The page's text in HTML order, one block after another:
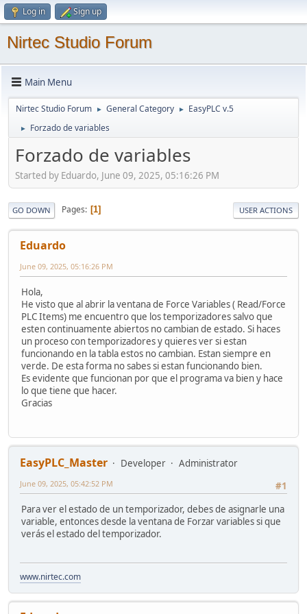
Log in Sign up
Nirtec Studio Forum
Main Menu
Nirtec Studio Forum ► General Category ► EasyPLC v.5
► Forzado de variables
Forzado de variables
Started by Eduardo, June 09, 2025, 05:16:26 PM
GO DOWN Pages 1 USER ACTIONS
Eduardo
June 09, 2025, 05:16:26 PM
Hola,
He visto que al abrir la ventana de Force Variables ( Read/Force
PLC Items) me encuentro que los temporizadores salvo que
esten continuamente abiertos no cambian de estado. Si haces
un proceso con temporizadores y quieres ver si estan
funcionando en la tabla estos no cambian. Estan siempre en
verde. De esta forma no sabes si estan funcionando bien.
Es evidente que funcionan por que el programa va bien y hace
lo que tiene que hacer.
Gracias
EasyPLC_Master Developer
Administrator
#1
June 09, 2025, 05:42:52 PM
Para ver el estado de un temporizador, debes de asignarle una
variable, entonces desde la ventana de Forzar variables si que
verás el estado del temporizador.
www.nirtec.com